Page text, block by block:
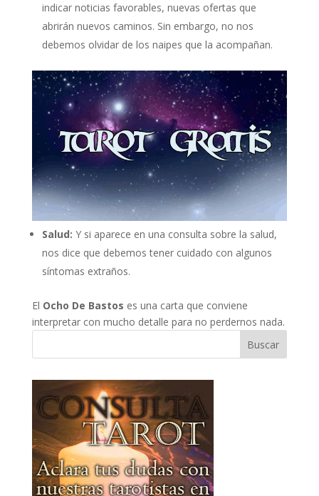
indicar noticias favorables, nuevas ofertas que
abrirán nuevos caminos. Sin embargo, no nos
debemos olvidar de los naipes que la acompañan.
Salud: Y si aparece en una consulta sobre la salud,
nos dice que debemos tener cuidado con algunos
síntomas extraños.
El Ocho De Bastos es una carta que conviene
interpretar con mucho detalle para no perdernos nada.